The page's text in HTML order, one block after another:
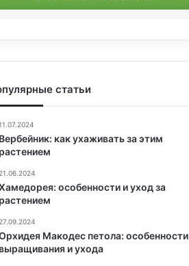
статьи
Вербейник: как ухаживать за этим
растением
21.06.2024
особенности и уход за
растением
27.09.2024
Макодес петола: особенности
выращивания и ухода